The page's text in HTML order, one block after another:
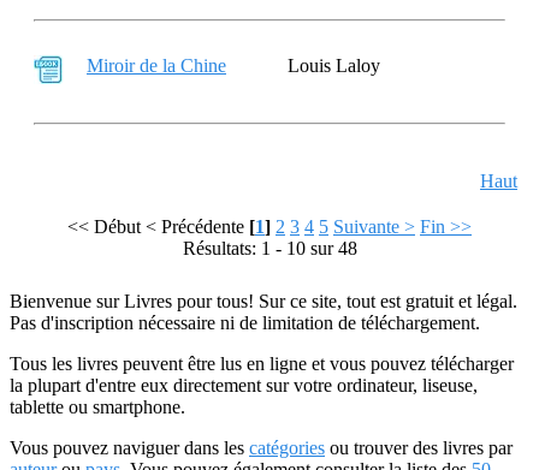
Miroir de la Chine Louis Laloy
Haut
<< Début < Précédente [1] 2 3 4 5 Suivante > Fin >>
Résultats: 1 - 10 sur 48
Bienvenue sur Livres pour tous! Sur ce site, tout est gratuit et légal.
Pas d'inscription nécessaire ni de limitation de téléchargement.
Tous les livres peuvent être lus en ligne et vous pouvez télécharger
la plupart d'entre eux directement sur votre ordinateur, liseuse,
tablette ou smartphone.
Vous pouvez naviguer dans les catégories ou trouver des livres par